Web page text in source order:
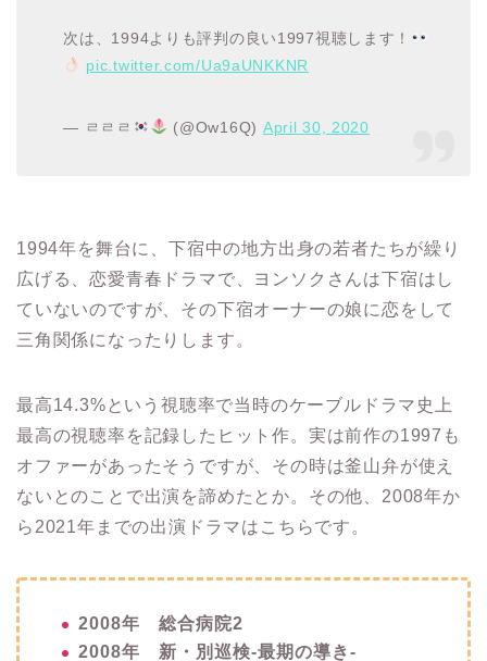
次は、1994よりも評判の良い1997視聴します！
pic.twitter.com/Ua9aUNKKNR
— ㄹㄹㄹ (@Ow16Q) April 30, 2020
1994年を舞台に、下宿中の地方出身の若者たちが繰り
広げる、恋愛青春ドラマで、ヨンソクさんは下宿はし
ていないのですが、その下宿オーナーの娘に恋をして
三角関係になったりします。
最高14.3%という視聴率で当時のケーブルドラマ史上
最高の視聴率を記録したヒット作。 実は前作の1997も
オファーがあったそうですが、その時は釜山弁が使え
ないとのことで出演を諦めたとか。その他、2008年か
ら2021年までの出演ドラマはこちらです。
2008年 総合病院2
2008年 新・別巡検-最期の導き-